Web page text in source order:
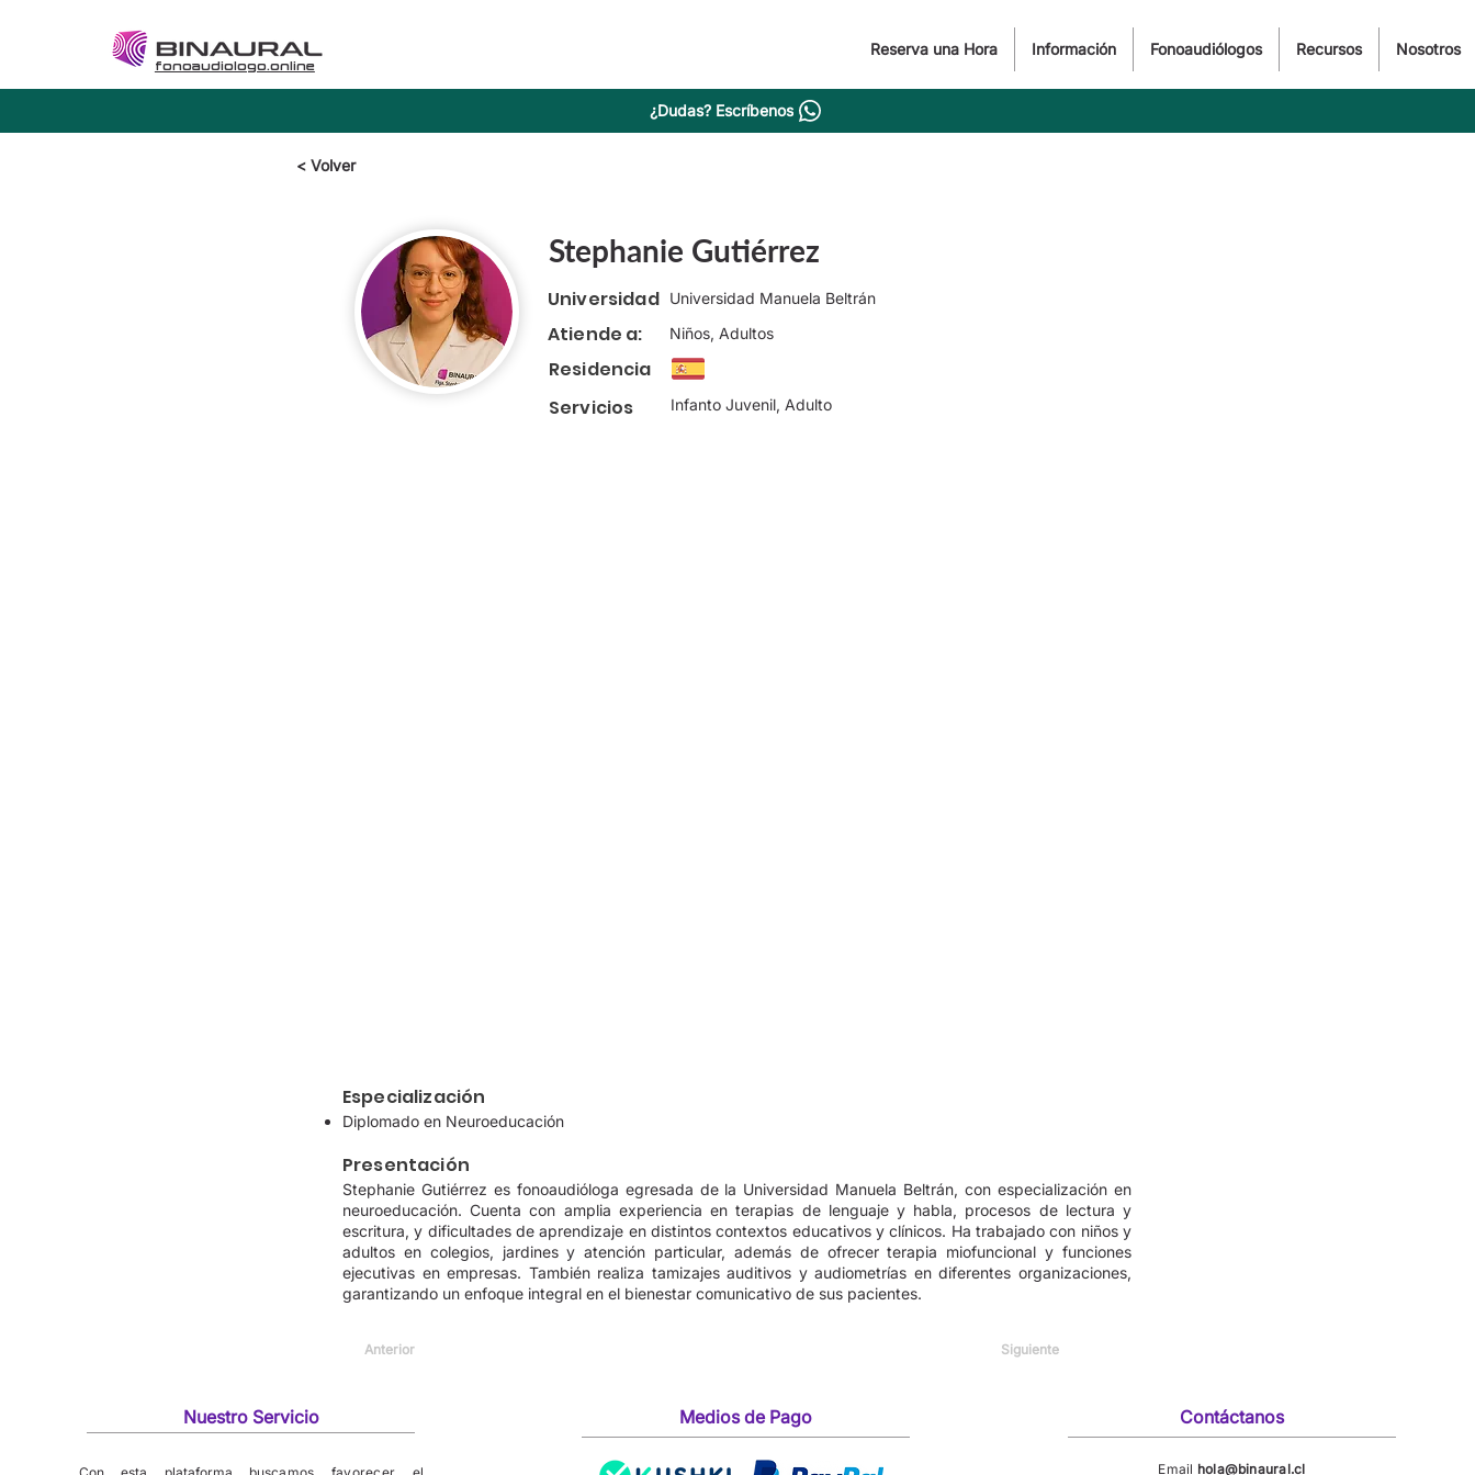
fonoaudiologo.online
Reserva una Hora Información Fonoaudiólogos Recursos Nosotros
¿Dudas? Escríbenos
< Volver
Stephanie Gutiérrez
Universidad Universidad Manuela Beltrán
Atiende a: Niños, Adultos
Residencia
Servicios
Infanto Juvenil, Adulto
Especialización
Diplomado en Neuroeducación
Presentación
Stephanie Gutiérrez es fonoaudióloga egresada de la Universidad Manuela Beltrán, con especialización en
neuroeducación. Cuenta con amplia experiencia en terapias de lenguaje y habla, procesos de lectura y
escritura, y dificultades de aprendizaje en distintos contextos educativos y clínicos. Ha trabajado con niños y
adultos en colegios, jardines y atención particular, además de ofrecer terapia miofuncional y funciones
ejecutivas en empresas. También realiza tamizajes auditivos y audiometrías en diferentes organizaciones,
garantizando un enfoque integral en el bienestar comunicativo de sus pacientes.
Anterior Siguiente
Nuestro Servicio Medios de Pago Contáctanos
Email hola@binaural.cl